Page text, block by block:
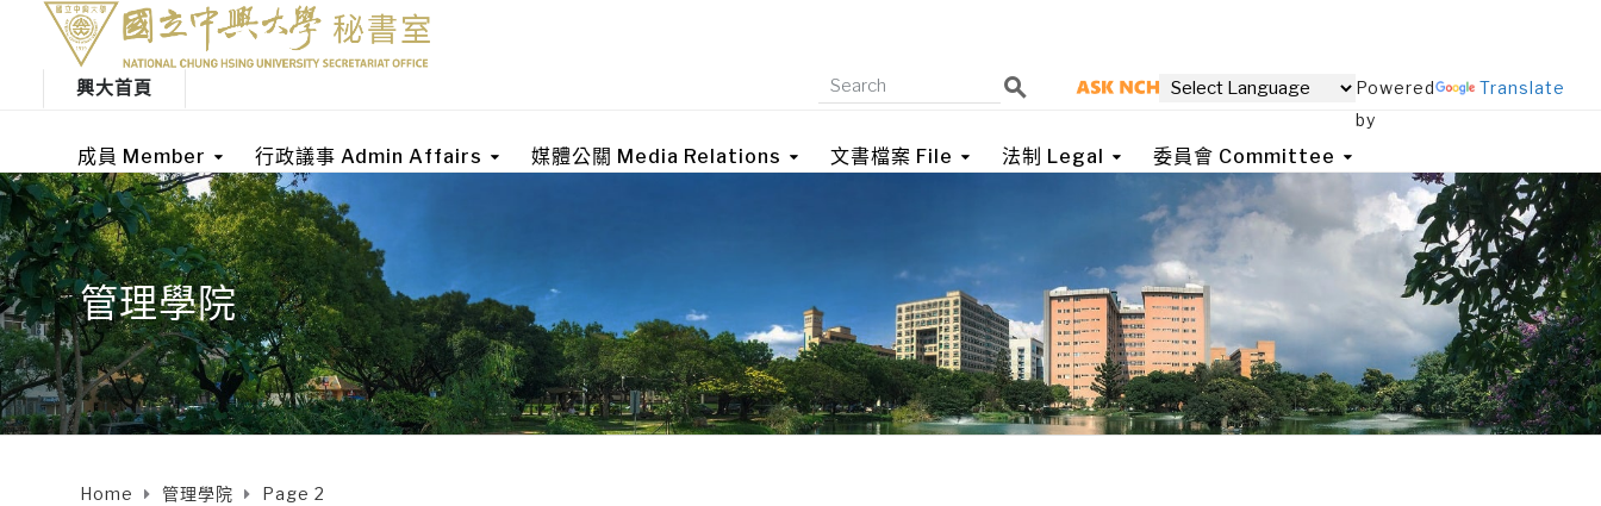
興大首頁
Powered
by
Translate
成員 Member 行政議事 Admin Affairs 媒體公關 Media Relations 文書檔案 File 法制 Legal 委員會 Committee
管理學院
Home 管理學院 Page 2